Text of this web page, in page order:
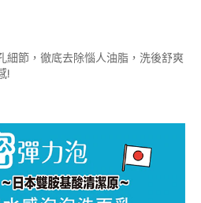
細節，徹底去除惱人油脂，洗後舒爽
!